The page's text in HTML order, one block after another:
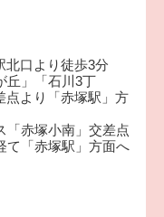
北口より徒歩3分
丘」「石川3丁
点より「赤塚駅」方
「赤塚小南」交差点
て「赤塚駅」方面へ